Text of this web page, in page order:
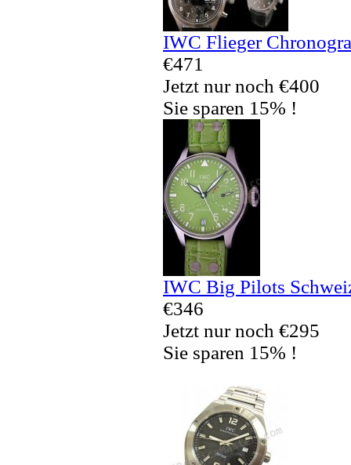
IWC Flieger
€471
Jetzt nur noch €400
Sie sparen 15% !
IWC Big Pilots
€346
Jetzt nur noch €295
Sie sparen 15% !